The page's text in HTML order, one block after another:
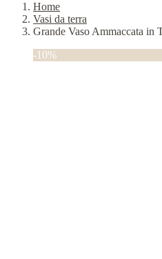
Home
Vasi da terra
Grande Vaso Ammaccata in
-10%